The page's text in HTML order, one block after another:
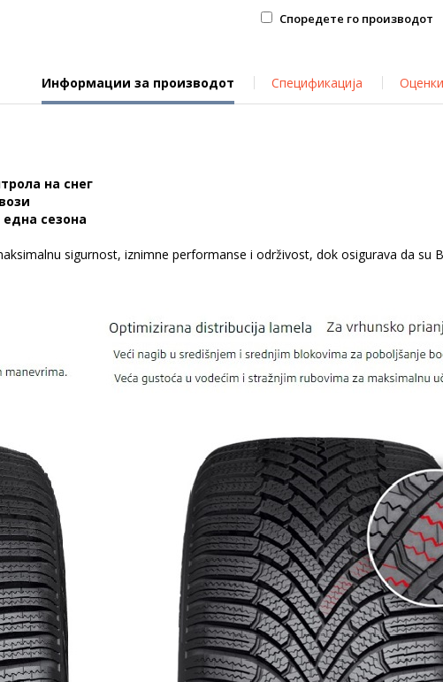
Споредете го производот
Информации за производот Спецификација Оценки
на снег
сезона
sigurnost, iznimne performanse i održivost, dok osigurava da su